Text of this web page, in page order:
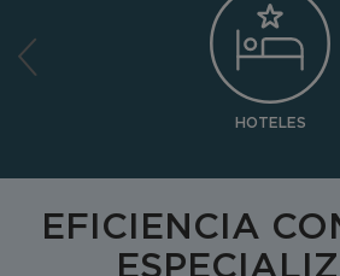
HOTELES
EFICIENCIA